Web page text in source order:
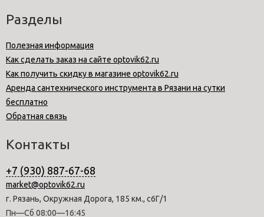
Разделы
Полезная информация
Как сделать заказ на сайте optovik62.ru
Как получить скидку в магазине optovik62.ru
Аренда сантехнического инструмента в Рязани на сутки
бесплатно
Обратная связь
Контакты
+7 (930) 887-67-68
market@optovik62.ru
г. Рязань, Окружная Дорога, 185 км., с6Г/1
Пн—Сб 08:00—16:45